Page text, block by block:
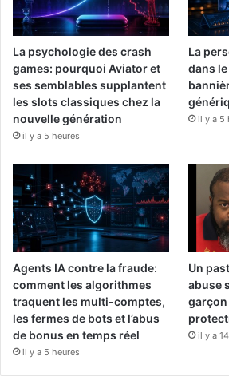
La psychologie des crash
games: pourquoi Aviator et
ses semblables supplantent
les slots classiques chez la
nouvelle génération
il y a 5 heures
La
dans
il y a 5
Agents IA contre la fraude:
comment les algorithmes
traquent les multi-comptes,
les fermes de bots et l’abus
de bonus en temps réel
il y a 5 heures
Un
abuse
garçon
il y a